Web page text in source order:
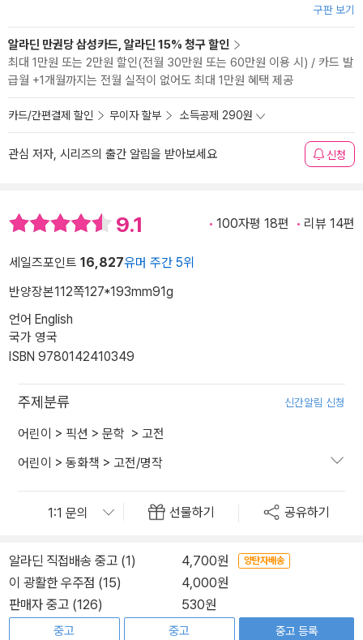
구판 보기
알라딘 만권당 삼성카드, 알라딘 15% 청구 할인
최대 1만원 또는 2만원 할인(전월 30만원 또는 60만원 이용 시) / 카드 발
급월 +1개월까지는 전월 실적이 없어도 최대 1만원 혜택 제공
카드/간편결제 할인 무이자 할부 소득공제 290원
관심 저자, 시리즈의 출간 알림을 받아보세요 신청
9.1 100자평 18편 리뷰 14편
세일즈포인트 16,827유머 주간 5위
반양장본112쪽127*193mm91g
언어 English
국가 영국
ISBN 9780142410349
주제분류 신간알림 신청
어린이 > 픽션 > 문학 > 고전
어린이 > 동화책 > 고전/명작
선물하기 공유하기
알라딘 직접배송 중고 (1) 4,700원 양탄자배송
이 광활한 우주점 (15)
4,000원
판매자 중고 (126)
530원
중고
중고
중고 등록